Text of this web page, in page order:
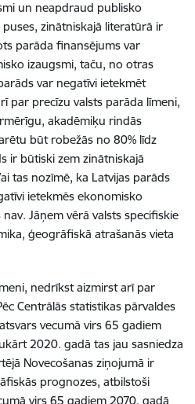
un neapdraud publisko
zinātniskajā literatūrā ir
parāda finansējums var
izaugsmi, taču, no otras
var negatīvi ietekmēt
par precīzu valsts parāda līmeni,
akadēmiķu rindās
būt robežās no 80% līdz
ir būtiski zem zinātniskajā
tas nozīmē, ka Latvijas parāds
ietekmēs ekonomisko
Jāņem vērā valsts specifiskie
ģeogrāfiskā atrašanās vieta
nedrīkst aizmirst arī par
Centrālās statistikas pārvaldes
vecumā virs 65 gadiem
2020. gadā tas jau sasniedza
Novecošanas ziņojumā ir
prognozes, atbilstoši
virs 65 gadiem 2070. gadā